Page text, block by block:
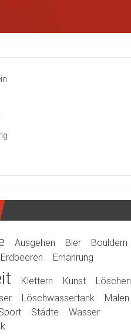
Ausgehen Bier
Bouldern
Erdbeeren Ernährung
Klettern Kunst
Löschen
Löschwassertank
Malen
Städte
Wasser